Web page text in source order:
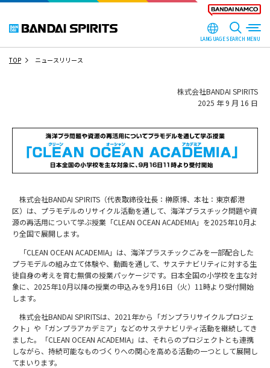
LANGUAGESEARCH
TOP ニュースリリース
株式会社BANDAI SPIRITS
2025 年 9 月 16 日
株式会社BANDAI SPIRITS（代表取締役社長：榊󠄀原博、本社：東京都港
区）は、プラモデルのリサイクル活動を通して、海洋プラスチック問題や資
源の再活用について学ぶ授業「CLEAN OCEAN ACADEMIA」を2025年10月よ
り全国で展開します。
「CLEAN OCEAN ACADEMIA」は、海洋プラスチックごみを一部配合した
プラモデルの組み立て体験や、動画を通して、サステナビリティに対する生
徒自身の考えを育む無償の授業パッケージです。日本全国の小学校を主な対
象に、2025年10月以降の授業の申込みを9月16日（火）11時より受付開始
します。
株式会社BANDAI SPIRITSは、2021年から「ガンプラリサイクルプロジェ
クト」や「ガンプラアカデミア」などのサステナビリティ活動を継続してき
ました。「CLEAN OCEAN ACADEMIA」は、それらのプロジェクトとも連携
しながら、持続可能なものづくりへの関心を高める活動の一つとして展開し
てまいります。